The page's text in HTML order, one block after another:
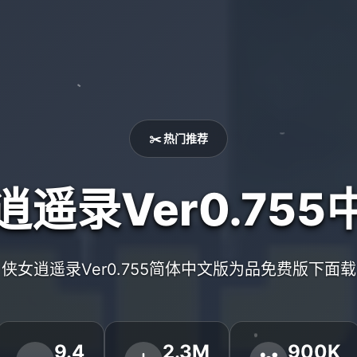
✂️ 热门推荐
遥录Ver0.755
侠女逍遥录Ver0.755简体中文版为品免费版下面载
9.4 2.3M 900K